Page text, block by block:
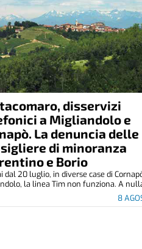
disservizi
a Migliandolo e
La denuncia delle
di minoranza
e Borio
8
dal 20 luglio, in diverse case di
la linea Tim non funziona. A